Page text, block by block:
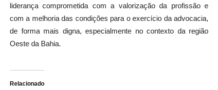
liderança comprometida com a valorização da profissão e
com a melhoria das condições para o exercício da advocacia,
de forma mais digna, especialmente no contexto da região
Oeste da Bahia.
Relacionado